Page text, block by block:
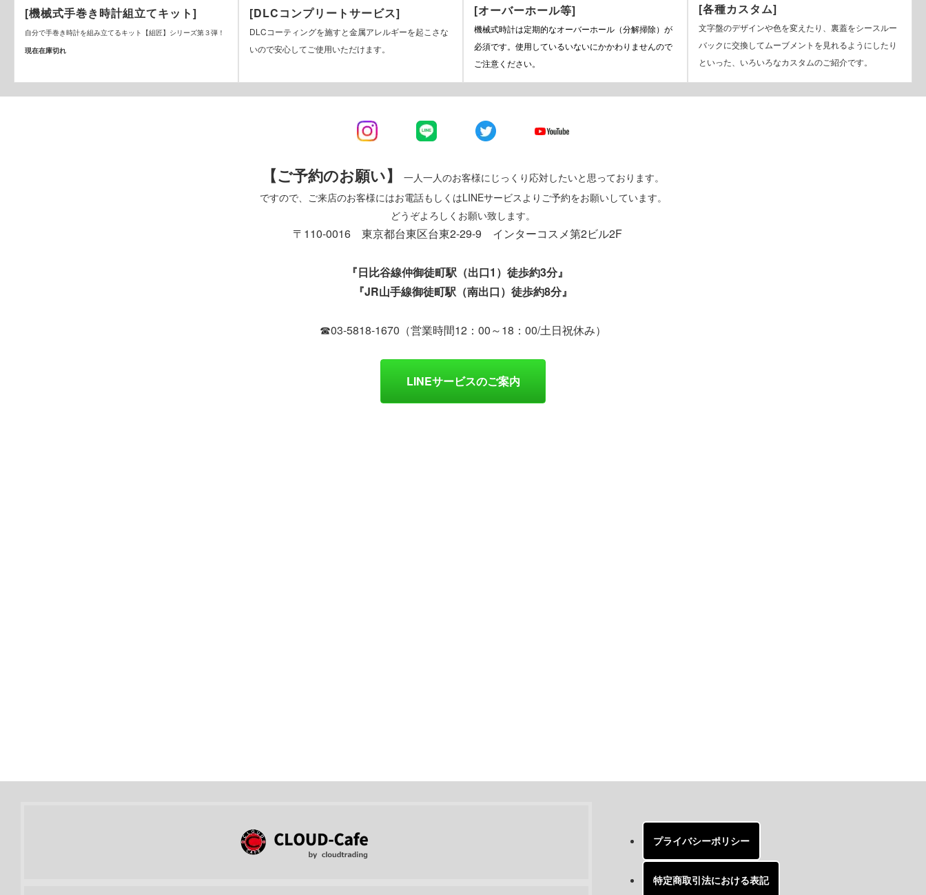
[機械式手巻き時計組立てキット]
自分で手巻き時計を組み立てるキット【組匠】シリーズ第３弾！
現在在庫切れ
[DLCコンプリートサービス]
DLCコーティングを施すと金属アレルギーを起こさな
いので安心してご使用いただけます。
[オーバーホール等]
機械式時計は定期的なオーバーホール（分解掃除）が
必須です。使用しているいないにかかわりませんので
ご注意ください。
[各種カスタム]
文字盤のデザインや色を変えたり、裏蓋をシースルー
バックに交換してムーブメントを見れるようにしたり
といった、いろいろなカスタムのご紹介です。
【ご予約のお願い】
一人一人のお客様にじっくり応対したいと思っております。
ですので、ご来店のお客様にはお電話もしくはLINEサービスよりご予約をお願いしています。
どうぞよろしくお願い致します。
〒110-0016 東京都台東区台東2-29-9 インターコスメ第2ビル2F
『日比谷線仲御徒町駅（出口1）徒歩約3分』
『JR山手線御徒町駅（南出口）徒歩約8分』
☎03-5818-1670（営業時間12：00～18：00/土日祝休み）
LINEサービスのご案内
プライバシーポリシー
特定商取引法における表記